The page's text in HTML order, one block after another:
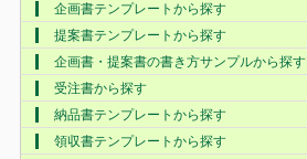
企画書テンプレートから探す
提案書テンプレートから探す
企画書・提案書の書き方サンプルから探す
受注書から探す
納品書テンプレートから探す
領収書テンプレートから探す